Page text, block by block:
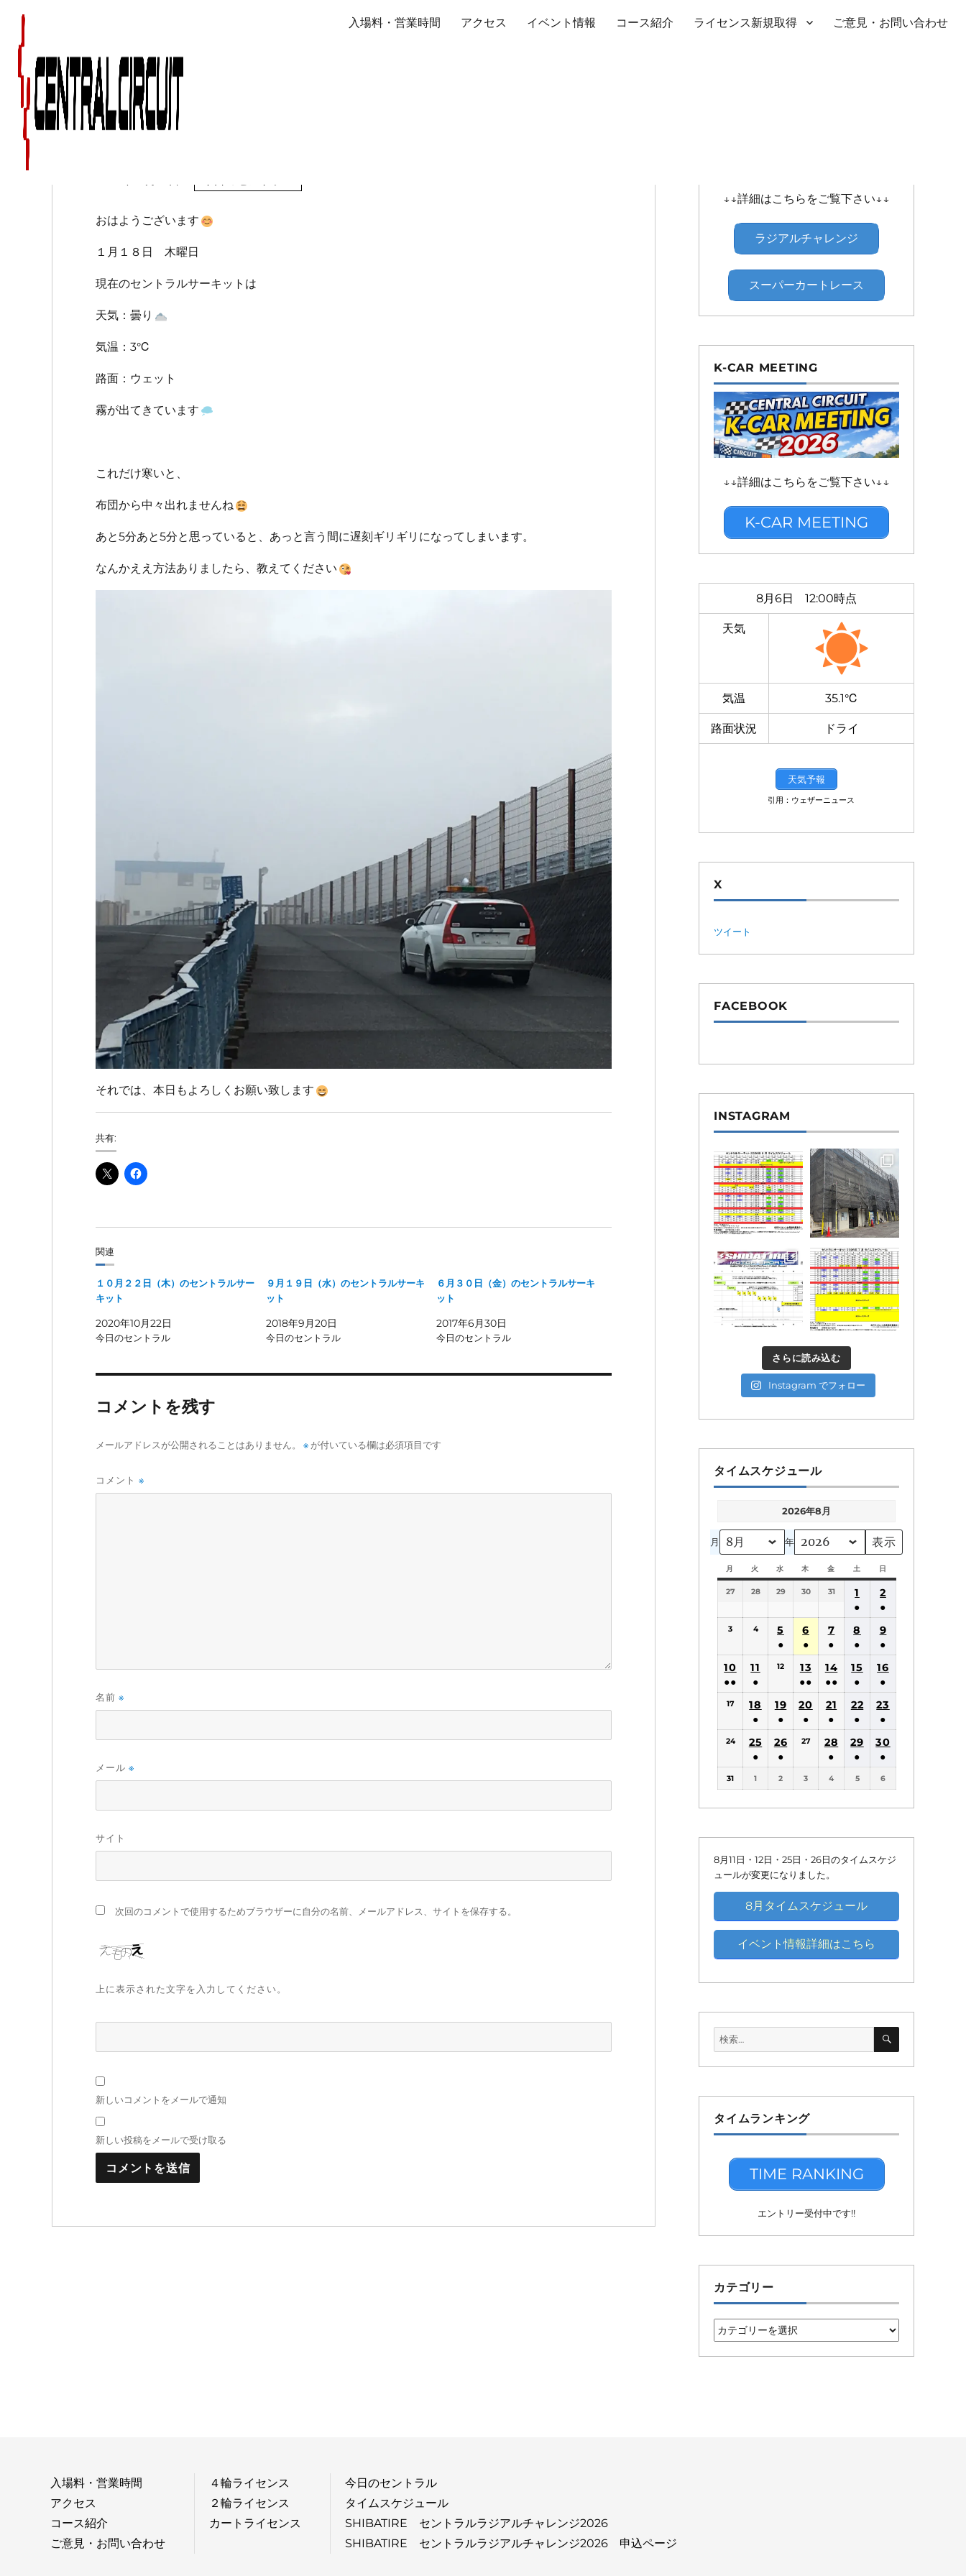
入場料・営業時間 アクセス イベント情報 コース紹介 ライセンス新規取得 ご意見・お問い合わせ
１月１８日（木）のセントラルサーキット
おはようございます
１月１８日 木曜日
現在のセントラルサーキットは
天気：曇り
気温：3℃
路面：ウェット
霧が出てきています
これだけ寒いと、
布団から中々出れませんね
あと5分あと5分と思っていると、あっと言う間に遅刻ギリギリになってしまいます。
なんかええ方法ありましたら、教えてください
それでは、本日もよろしくお願い致します
共有:
関連
１０月２２日（木）のセントラルサー
キット
2020年10月22日
今日のセントラル
９月１９日（水）のセントラルサーキ
ット
2018年9月20日
今日のセントラル
６月３０日（金）のセントラルサーキ
ット
2017年6月30日
今日のセントラル
コメントを残す
メールアドレスが公開されることはありません。 ※ が付いている欄は必須項目です
コメント ※
名前 ※
メール ※
サイト
次回のコメントで使用するためブラウザーに自分の名前、メールアドレス、サイトを保存する。
上に表示された文字を入力してください。
新しいコメントをメールで通知
新しい投稿をメールで受け取る
↓↓詳細はこちらをご覧下さい↓↓
ラジアルチャレンジ
スーパーカートレース
K-CAR MEETING
↓↓詳細はこちらをご覧下さい↓↓
K-CAR MEETING
8月6日 12:00時点
天気
気温 35.1℃
路面状況 ドライ
天気予報
引用：ウェザーニュース
X
ツイート
FACEBOOK
INSTAGRAM
さらに読み込む
Instagram でフォロー
タイムスケジュール
2026年8月
月 年
月
曜
日
火
曜
日
水
曜
日
木
曜
日
金
曜
土
曜
日
曜
27 28 29 30 31
1
●
(1
件
の
イ
ベ
ン
ト)
2
●
(1
件
の
イ
ベ
ン
ト)
3 4
5
●
(1
の
イ
ベ
ン
ト)
6
●
(1
件
の
イ
ベ
ン
7
●
(1
件
の
イ
ベ
ン
ト)
8
●
(1
件
の
イ
ベ
ン
ト)
9
●
(1
件
の
イ
ベ
ン
ト)
10
●●
(2
の
イ
ン
11
●
(1
件
の
イ
ベ
ン
12
13
●●
(2
件
の
イ
ン
14
●●
(2
件
の
イ
ベ
ン
15
●
(1
件
の
イ
ベ
ン
16
●
(1
件
の
イ
ベ
ン
17
18
●
(1
件
イ
19
●
(1
件
イ
20
●
(1
イ
21
●
(1
件
イ
22
●
(1
件
イ
23
●
(1
件
イ
24
25
●
件
ベ
ン
ト)
26
●
件
ベ
ン
ト)
27
28
●
件
ベ
ン
29
●
件
ベ
ン
30
●
件
ベ
ン
31 1 2 3 4 5 6
8月11日・12日・25日・26日のタイムスケジ
ュールが変更になりました。
8月タイムスケジュール
イベント情報詳細はこちら
検
索:
検
タイムランキング
TIME RANKING
エントリー受付中です!!
カテゴリー
カ
テ
入場料・営業時間
アクセス
コース紹介
ご意見・お問い合わせ
４輪ライセンス
２輪ライセンス
カートライセンス
今日のセントラル
タイムスケジュール
SHIBATIRE セントラルラジアルチャレンジ2026
SHIBATIRE セントラルラジアルチャレンジ2026 申込ページ